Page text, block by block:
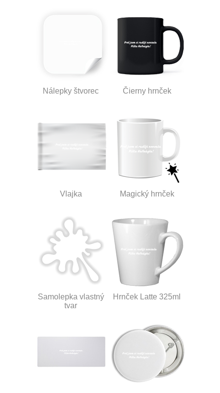
Nálepky štvorec Čierny hrnček
Vlajka Magický hrnček
Samolepka vlastný
tvar
Hrnček Latte 325ml